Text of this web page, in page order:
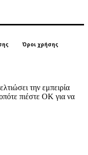
Όροι χρήσης
την εμπειρία
πιέστε ΟΚ για να